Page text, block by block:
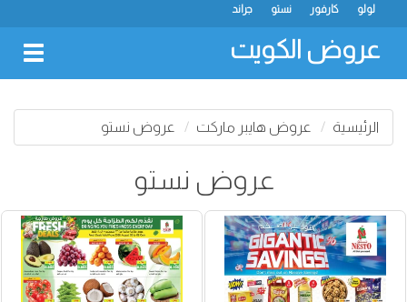
جراند نستو كارفور لولو
عروض الكويت
الرئيسية عروض هايبر ماركت عروض نستو
عروض نستو